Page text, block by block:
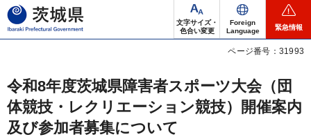
茨城県
文字サイズ・
色合い変更
Foreign
Language
緊急情報
ページ番号：31993
令和8年度茨城県障害者スポーツ大会（団
体競技・レクリエーション競技）開催案内
及び参加者募集について